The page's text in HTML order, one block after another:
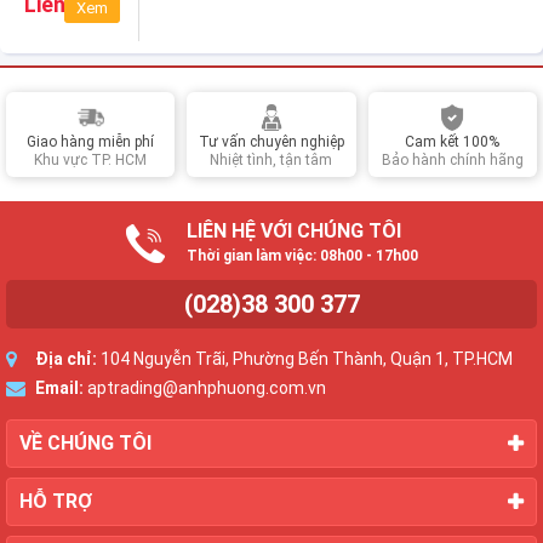
(Black)
Xem
Giao hàng miễn phí
Khu vực TP. HCM
Tư vấn chuyên nghiệp
Nhiệt tình, tận tâm
Cam kết 100%
Bảo hành chính hãng
LIÊN HỆ VỚI CHÚNG TÔI
Thời gian làm việc: 08h00 - 17h00
(028)38 300 377
Địa chỉ: 104 Nguyễn Trãi, Phường Bến Thành, Quận 1, TP.HCM
Email: aptrading@anhphuong.com.vn
VỀ CHÚNG TÔI
HỖ TRỢ